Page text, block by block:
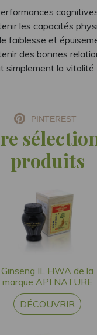
les capacités
faiblesse et
des bonnes
simplement la vitalité.
PINTEREST
produits
Ginseng IL HWA de la
marque API NATURE
DÉCOUVRIR